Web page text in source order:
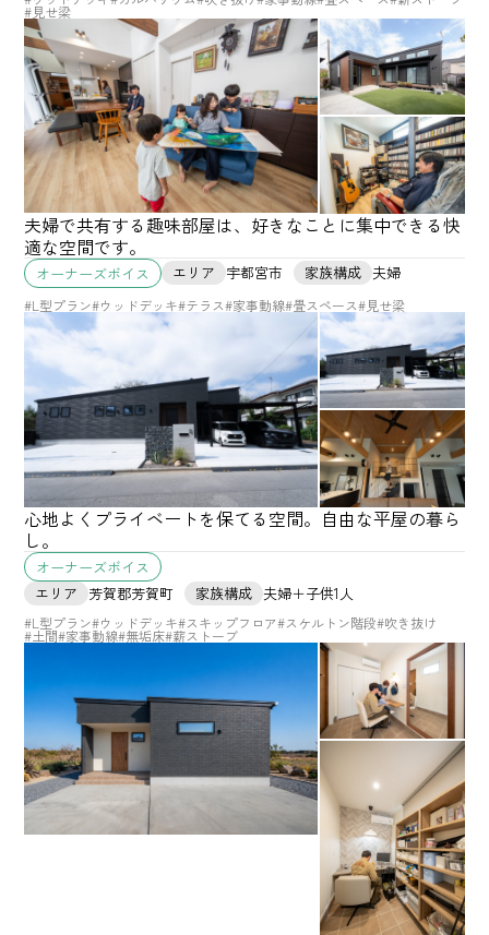
#見せ梁
夫婦で共有する趣味部屋は、好きなことに集中できる快
適な空間です。
オーナーズボイス エリア 宇都宮市 家族構成 夫婦
#L型プラン#ウッドデッキ#テラス#家事動線#畳スペース#見せ梁
心地よくプライベートを保てる空間。自由な平屋の暮ら
し。
オーナーズボイス
エリア
芳賀郡芳賀町 家族構成 夫婦＋子供1人
#L型プラン#ウッドデッキ#スキップフロア#スケルトン階段#吹き抜け
#土間#家事動線#無垢床#薪ストーブ